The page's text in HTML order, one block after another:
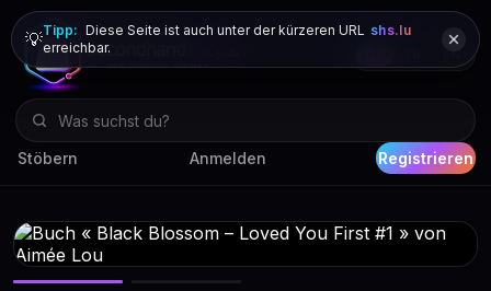
Stöbern Anmelden Registrieren
💡Tipp: Diese Seite ist auch unter der kürzeren URL shs.lu
erreichbar.